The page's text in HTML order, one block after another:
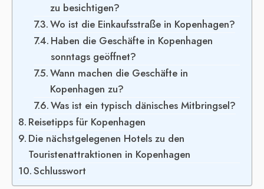
zu besichtigen?
Wo ist die Einkaufsstraße in Kopenhagen?
Haben die Geschäfte in Kopenhagen
sonntags geöffnet?
Wann machen die Geschäfte in
Kopenhagen zu?
Was ist ein typisch dänisches Mitbringsel?
Reisetipps für Kopenhagen
Die nächstgelegenen Hotels zu den
Touristenattraktionen in Kopenhagen
Schlusswort